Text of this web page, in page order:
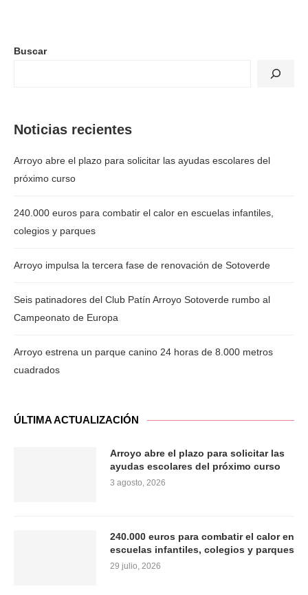
Buscar
Noticias recientes
Arroyo abre el plazo para solicitar las ayudas escolares del
próximo curso
240.000 euros para combatir el calor en escuelas infantiles,
colegios y parques
Arroyo impulsa la tercera fase de renovación de Sotoverde
Seis patinadores del Club Patín Arroyo Sotoverde rumbo al
Campeonato de Europa
Arroyo estrena un parque canino 24 horas de 8.000 metros
cuadrados
ÚLTIMA ACTUALIZACIÓN
Arroyo abre el plazo para solicitar las
ayudas escolares del próximo curso
3 agosto, 2026
240.000 euros para combatir el calor en
escuelas infantiles, colegios y parques
29 julio, 2026